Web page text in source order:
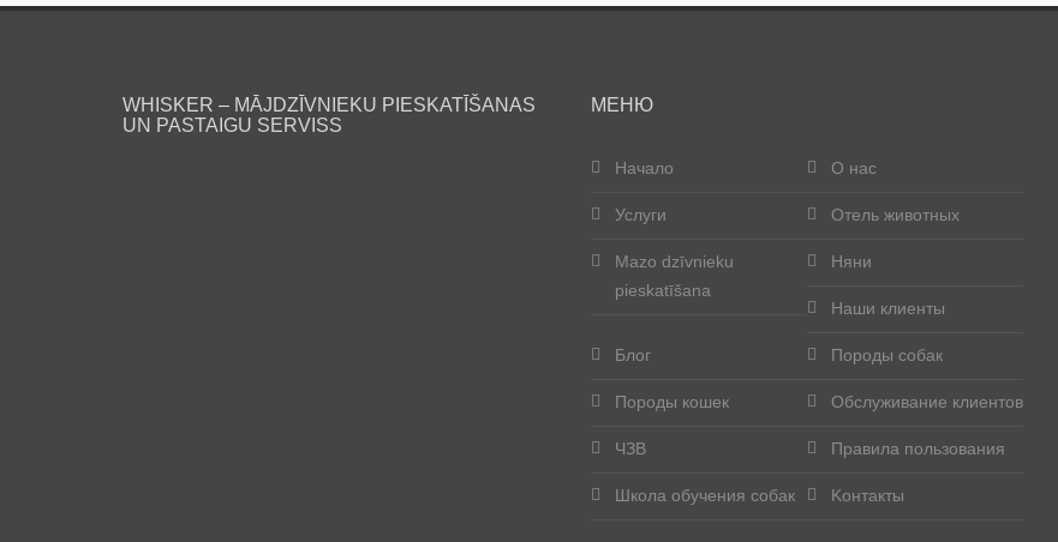
WHISKER – MĀJDZĪVNIEKU PIESKATĪŠANAS
UN PASTAIGU SERVISS
МЕНЮ
Начало О нас
Услуги Отель животных
Mazo dzīvnieku
pieskatīšana
Няни
Наши клиенты
Блог Породы собак
Породы кошек Обслуживание клиентов
ЧЗВ Правила пользования
Школа обучения собак Kонтакты